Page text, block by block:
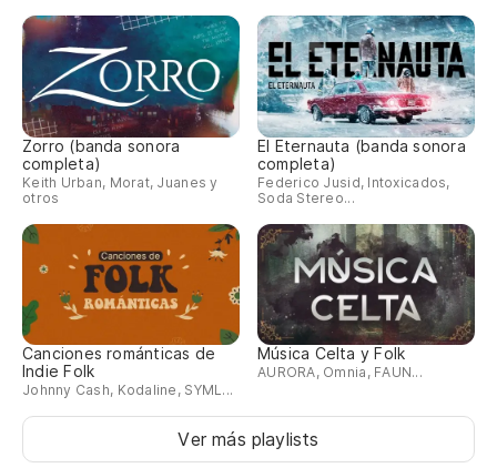
Zorro (banda sonora
completa)
Keith Urban, Morat, Juanes y
otros
El Eternauta (banda sonora
completa)
Federico Jusid, Intoxicados,
Soda Stereo...
Canciones románticas de
Indie Folk
Johnny Cash, Kodaline, SYML...
Música Celta y Folk
AURORA, Omnia, FAUN...
Ver más playlists